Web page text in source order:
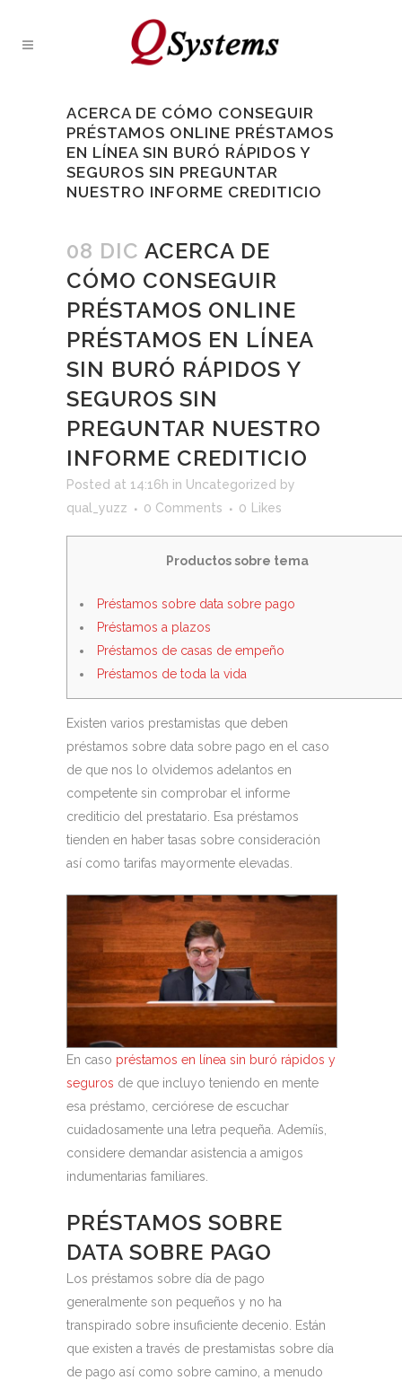
ACERCA DE CÓMO CONSEGUIR
PRÉSTAMOS ONLINE PRÉSTAMOS
EN LÍNEA SIN BURÓ RÁPIDOS Y
SEGUROS SIN PREGUNTAR
NUESTRO INFORME CREDITICIO
08 DIC ACERCA DE
CÓMO CONSEGUIR
PRÉSTAMOS ONLINE
PRÉSTAMOS EN LÍNEA
SIN BURÓ RÁPIDOS Y
SEGUROS SIN
PREGUNTAR NUESTRO
INFORME CREDITICIO
Posted at 14:16h in Uncategorized by
qual_yuzz
0 Comments 0 Likes
Productos sobre tema
Préstamos sobre data sobre pago
Préstamos a plazos
Préstamos de casas de empeño
Préstamos de toda la vida
Existen varios prestamistas que deben
préstamos sobre data sobre pago en el caso
de que nos lo olvidemos adelantos en
competente sin comprobar el informe
crediticio del prestatario.
Esa préstamos
tienden en haber tasas sobre consideración
así­ como tarifas mayormente elevadas.
En caso préstamos en línea sin buró rápidos y
seguros de que incluyo teniendo en mente
esa préstamo, cerciórese de escuchar
cuidadosamente una letra pequeña. Ademí¡s,
considere demandar asistencia a amigos
indumentarias familiares.
PRÉSTAMOS SOBRE
DATA SOBRE PAGO
Los préstamos sobre día de pago
generalmente son pequeños y no ha
transpirado sobre insuficiente decenio. Están
que existen a través de prestamistas sobre día
de pago así­ como sobre camino, a menudo